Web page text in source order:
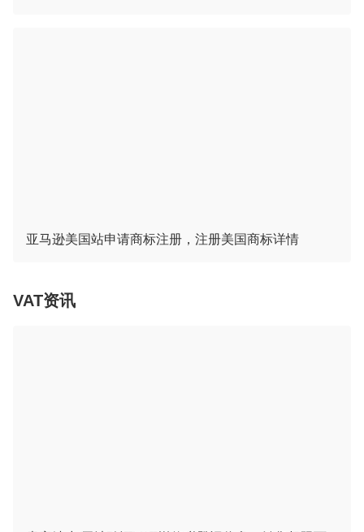
亚马逊美国站申请商标注册，注册美国商标详情
VAT资讯